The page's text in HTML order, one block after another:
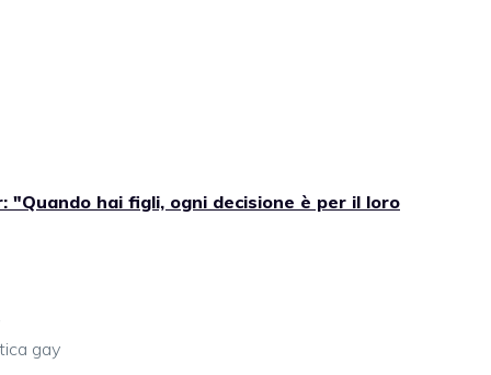
"Quando hai figli, ogni decisione è per il loro
gay